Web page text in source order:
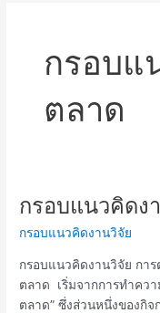
กรอบแ
ตลาด
กรอบแนวคิดง
กรอบแนวคิดงานวิจัย
กรอบแนวคิดงานวิจัย กา
ตลาด เริ่มจากการทำควา
ตลาด” ซึ่งส่วนหนึ่งของกิจ
กรอบ
งาน
วิจัย
การ
ตลาด